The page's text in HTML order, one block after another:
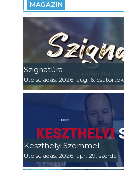
MAGAZIN
Szignatúra
Utolsó adás: 2026. aug. 6. csütörtök
Keszthelyi Szemmel
Utolsó adás: 2026. ápr. 29. szerda